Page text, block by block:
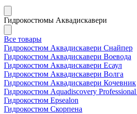
Гидрокостюмы Аквадискавери
Все товары
Гидрокостюм Аквадискавери Снайпер
Гидрокостюм Аквадискавери Воевода
Гидрокостюм Аквадискавери Есаул
Гидрокостюм Аквадискавери Волга
Гидрокостюм Аквадискавери Кочевник
Гидрокостюм Aquadiscovery
Гидрокостюм Epsealon
Гидрокостюм Скорпена